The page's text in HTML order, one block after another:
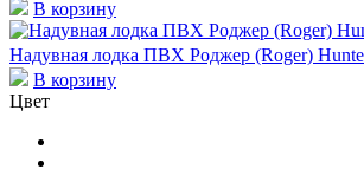
В корзину
Надувная лодка ПВХ Роджер (Roger)
В корзину
Цвет